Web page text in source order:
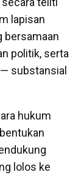
lapisan
bersamaan
politik, serta
substansial
hukum
lolos ke